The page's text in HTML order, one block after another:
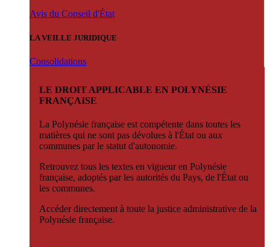
Avis du Conseil d'État
LA VEILLE JURIDIQUE
Consolidations
LE DROIT APPLICABLE EN POLYNÉSIE
FRANÇAISE
La Polynésie française est compétente dans toutes les
matières qui ne sont pas dévolues à l'État ou aux
communes par le statut d'autonomie.
Retrouvez tous les textes en vigueur en Polynésie
française, adoptés par les autorités du Pays, de l'État ou
les communes.
Accéder directement à toute la justice administrative de la
Polynésie française.